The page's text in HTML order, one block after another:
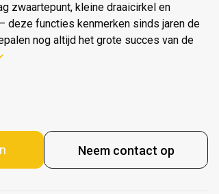
zwaartepunt, kleine draaicirkel en
deze functies kenmerken sinds jaren de
nog altijd het grote succes van de
Neem contact op